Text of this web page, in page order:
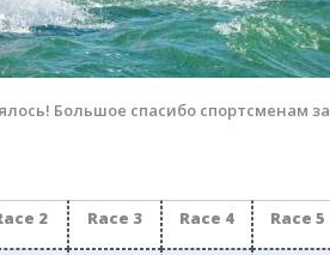
Большое спасибо спортсменам за
2 Race 3 Race 4 Race 5